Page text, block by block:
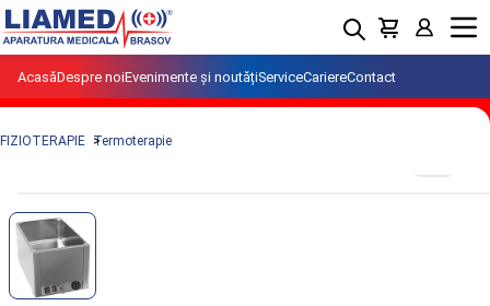
AcasăDespre noiEvenimente și noutățiServiceCariereContact
Menu
FIZIOTERAPIE Termoterapie